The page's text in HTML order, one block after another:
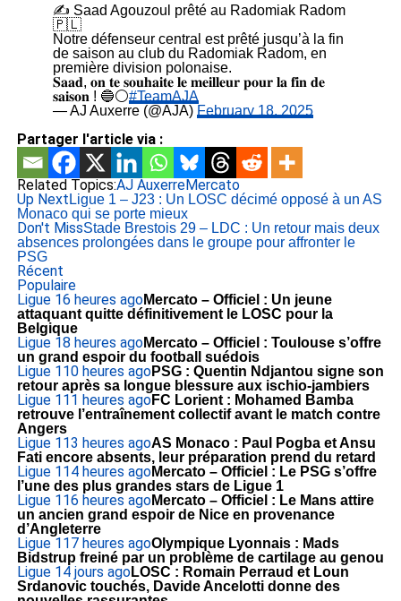
✍️ Saad Agouzoul prêté au Radomiak Radom
🇵🇱
Notre défenseur central est prêté jusqu’à la fin
de saison au club du Radomiak Radom, en
première division polonaise.
𝐒𝐚𝐚𝐝, 𝐨𝐧 𝐭𝐞 𝐬𝐨𝐮𝐡𝐚𝐢𝐭𝐞 𝐥𝐞 𝐦𝐞𝐢𝐥𝐥𝐞𝐮𝐫 𝐩𝐨𝐮𝐫 𝐥𝐚 𝐟𝐢𝐧 𝐝𝐞
𝐬𝐚𝐢𝐬𝐨𝐧 ! 🔵⚪#TeamAJA
— AJ Auxerre (@AJA) February 18, 2025
Partager l'article via :
Related Topics:AJ AuxerreMercato
Up Next Ligue 1 – J23 : Un LOSC décimé opposé à un AS
Monaco qui se porte mieux
Don't MissStade Brestois 29 – LDC : Un retour mais deux
absences prolongées dans le groupe pour affronter le
PSG
Récent
Populaire
Ligue 16 heures agoMercato – Officiel : Un jeune
attaquant quitte définitivement le LOSC pour la
Belgique
Ligue 18 heures agoMercato – Officiel : Toulouse s’offre
un grand espoir du football suédois
Ligue 110 heures agoPSG : Quentin Ndjantou signe son
retour après sa longue blessure aux ischio-jambiers
Ligue 111 heures agoFC Lorient : Mohamed Bamba
retrouve l’entraînement collectif avant le match contre
Angers
Ligue 113 heures agoAS Monaco : Paul Pogba et Ansu
Fati encore absents, leur préparation prend du retard
Ligue 114 heures agoMercato – Officiel : Le PSG s’offre
l’une des plus grandes stars de Ligue 1
Ligue 116 heures agoMercato – Officiel : Le Mans attire
un ancien grand espoir de Nice en provenance
d’Angleterre
Ligue 117 heures agoOlympique Lyonnais : Mads
Bidstrup freiné par un problème de cartilage au genou
Ligue 14 jours agoLOSC : Romain Perraud et Loun
Srdanovic touchés, Davide Ancelotti donne des